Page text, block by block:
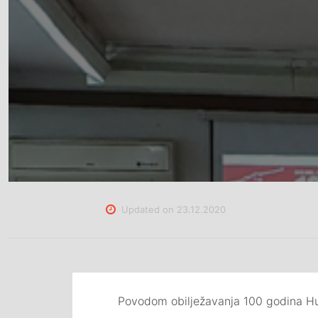
Updated on 23.12.2020
Povodom obilježavanja 100 godina